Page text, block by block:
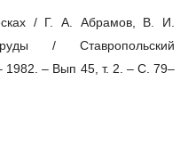
/ Г. А. Абрамов, В. И.
/ Ставропольский
1982. – Вып 45, т. 2. – С. 79–